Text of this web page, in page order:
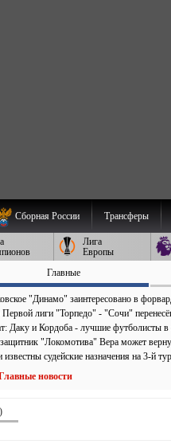
Сборная России Трансферы
Лига
Европы
Главные
"Динамо" заинтересовано в
лиги "Торпедо" - "Сочи"
Даку и Кордоба - лучшие футболисты
"Локомотива" Вера может
известны судейские назначения на 3-й
новости